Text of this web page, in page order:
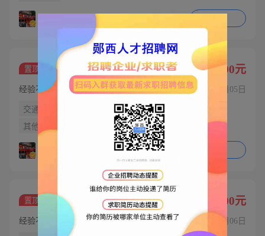
惠万家生活超市
置顶 理货员 2000-3000元
经验不限 | 学历不限 08月05日
交通补贴 加班补助 话补
其他补贴
置顶 店员 2000-3000元
经验不限 | 学历不限 08月06日